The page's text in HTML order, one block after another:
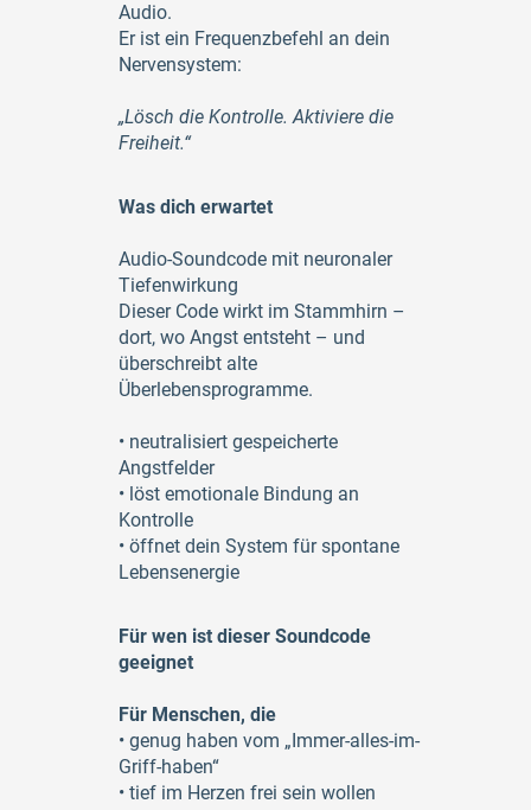
Audio.
Er ist ein Frequenzbefehl an dein
Nervensystem:
„Lösch die Kontrolle. Aktiviere die
Freiheit.“
Was dich erwartet
Audio-Soundcode mit neuronaler
Tiefenwirkung
Dieser Code wirkt im Stammhirn –
dort, wo Angst entsteht – und
überschreibt alte
Überlebensprogramme.
• neutralisiert gespeicherte
Angstfelder
• löst emotionale Bindung an
Kontrolle
• öffnet dein System für spontane
Lebensenergie
Für wen ist dieser Soundcode
geeignet
Für Menschen, die
• genug haben vom „Immer-alles-im-
Griff-haben“
• tief im Herzen frei sein wollen